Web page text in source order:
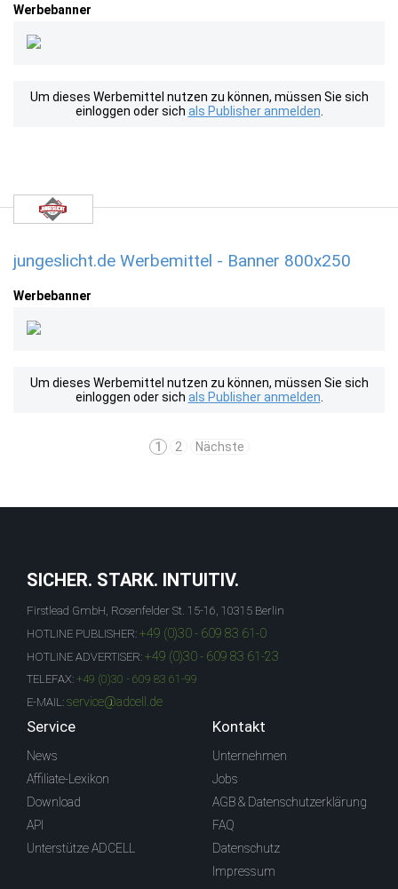
Werbebanner
Um dieses Werbemittel nutzen zu können, müssen Sie sich
einloggen oder sich als Publisher anmelden
jungeslicht.de Werbemittel - Banner 800x250
Werbebanner
Um dieses Werbemittel nutzen zu können, müssen Sie sich
einloggen oder sich als Publisher anmelden
1 2 Nächste
SICHER. STARK. INTUITIV.
Firstlead GmbH, Rosenfelder St. 15-16, 10315 Berlin
HOTLINE PUBLISHER: +49 (0)30 - 609 83 61-0
HOTLINE ADVERTISER: +49 (0)30 - 609 83 61-23
TELEFAX: +49 (0)30 - 609 83 61-99
E-MAIL: service@adcell.de
Service
News
Affiliate-Lexikon
Download
API
Unterstütze ADCELL
Kontakt
Unternehmen
Jobs
AGB & Datenschutzerklärung
FAQ
Datenschutz
Impressum